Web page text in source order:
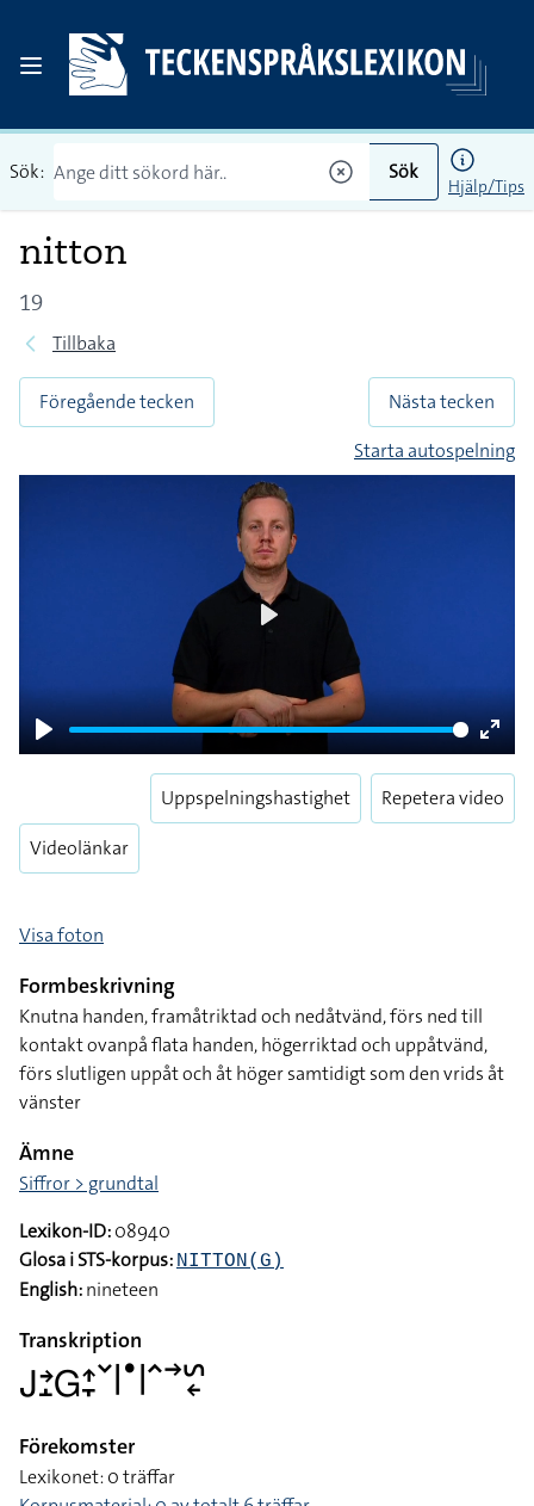
Sök: Sök
Hjälp/Tips
nitton
19
Tillbaka
Föregående tecken
Nästa tecken
Starta autospelning
Play
Enter
Videolänkar
Uppspelningshastighet Repetera video
Visa foton
Formbeskrivning
Knutna handen, framåtriktad och nedåtvänd, förs ned till
kontakt ovanpå flata handen, högerriktad och uppåtvänd,
förs slutligen uppåt och åt höger samtidigt som den vrids åt
vänster
Ämne
Siffror > grundtal
Lexikon-ID:08940
Glosa i STS-korpus: NITTON(G)
English:nineteen
Transkription
􌤢􌥔􌤸􌤦􌤴􌥙􌥧􌥼􌤟􌥼􌥦􌥣􌥲􌦈
Förekomster
Lexikonet: 0 träffar